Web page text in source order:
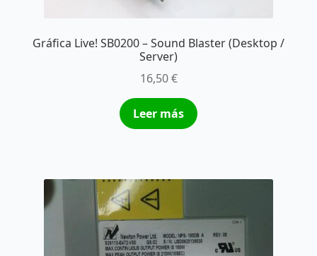
Gráfica Live! SB0200 – Sound Blaster (Desktop /
Server)
16,50€
Leer más